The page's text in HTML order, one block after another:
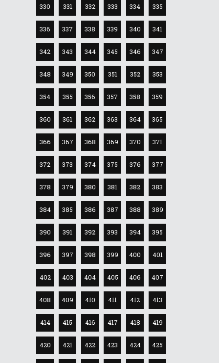
330 331 332 333 334 335
336 337 338 339 340 341
342 343 344 345 346 347
348 349 350 351 352 353
354 355 356 357 358 359
360 361 362 363 364 365
366 367 368 369 370 371
372 373 374 375 376 377
378 379 380 381 382 383
384 385 386 387 388 389
390 391 392 393 394 395
396 397 398 399 400 401
402 403 404 405 406 407
408 409 410 411 412 413
414 415 416 417 418 419
420 421 422 423 424 425